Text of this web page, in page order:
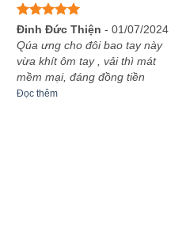
Được xếp
hạng
sao
Đinh Đức Thiện - 01/07/2024
Qúa ưng cho đôi bao tay này
vừa khít ôm tay , vải thì mát
mềm mại, đáng đồng tiền
Đọc thêm